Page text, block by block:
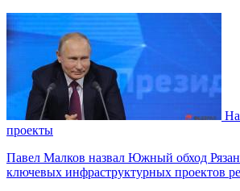
проекты
Павел Малков назвал Южный обход
ключевых инфраструктурных проектов